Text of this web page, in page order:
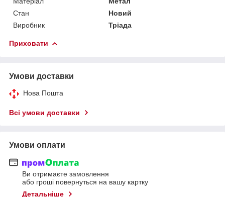
Стан
Новий
Виробник
Тріада
Приховати
Умови доставки
Нова Пошта
Всі умови доставки
Умови оплати
Ви отримаєте замовлення
або гроші повернуться на вашу картку
Детальніше